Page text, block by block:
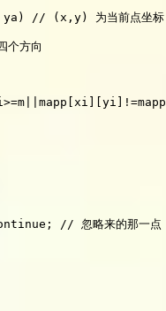
为当前点坐标，
方向
// 忽略来的那一点，